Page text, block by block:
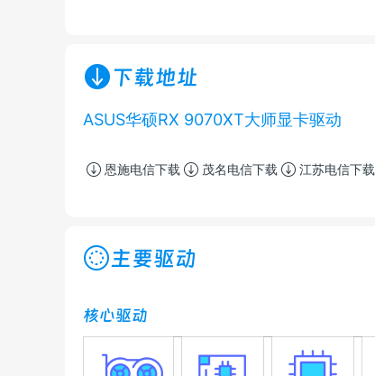
下载地址
ASUS华硕RX 9070XT大师显卡驱动
恩施电信下载 茂名电信下载 江苏电信下载
主要驱动
核心驱动